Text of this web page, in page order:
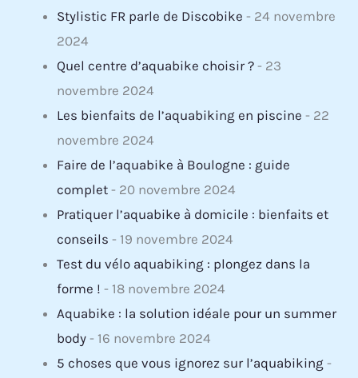
Stylistic FR parle de Discobike - 24 novembre
2024
Quel centre d’aquabike choisir ? - 23
novembre 2024
Les bienfaits de l’aquabiking en piscine - 22
novembre 2024
Faire de l’aquabike à Boulogne : guide
complet - 20 novembre 2024
Pratiquer l’aquabike à domicile : bienfaits et
conseils - 19 novembre 2024
Test du vélo aquabiking : plongez dans la
forme ! - 18 novembre 2024
Aquabike : la solution idéale pour un summer
body - 16 novembre 2024
5 choses que vous ignorez sur l’aquabiking -